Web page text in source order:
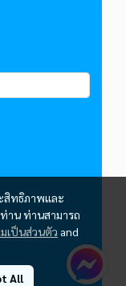
สิทธิภาพและ
าน ท่านสามารถ
เป็นส่วนตัว and
All